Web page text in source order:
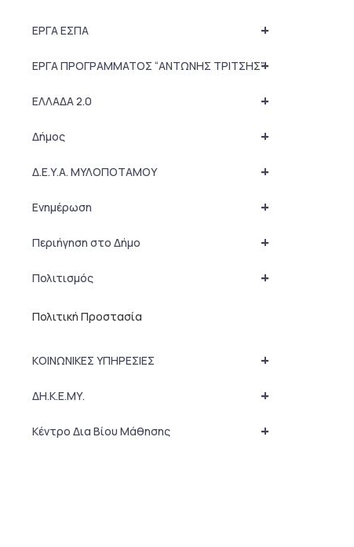
+
ΕΡΓΑ ΕΣΠΑ
+
ΕΡΓΑ ΠΡΟΓΡΑΜΜΑΤΟΣ “ΑΝΤΩΝΗΣ ΤΡΙΤΣΗΣ”
+
ΕΛΛΑΔΑ 2.0
+
Δήμος
+
Δ.Ε.Υ.Α. ΜΥΛΟΠΟΤΑΜΟΥ
+
Ενημέρωση
+
Περιήγηση στο Δήμο
+
Πολιτισμός
Πολιτική Προστασία
+
ΚΟΙΝΩΝΙΚΕΣ ΥΠΗΡΕΣΙΕΣ
+
ΔΗ.Κ.Ε.ΜΥ.
+
Κέντρο Δια Βίου Μάθησης